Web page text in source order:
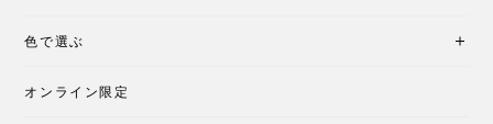
色で選ぶ
オンライン限定